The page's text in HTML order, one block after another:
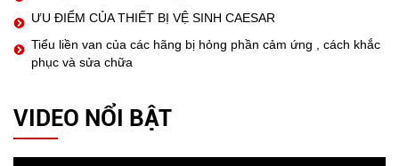
ƯU ĐIỂM CỦA THIẾT BỊ VỆ SINH CAESAR
Tiểu liền van của các hãng bị hỏng phần cảm ứng , cách khắc
phục và sửa chữa
VIDEO NỔI BẬT